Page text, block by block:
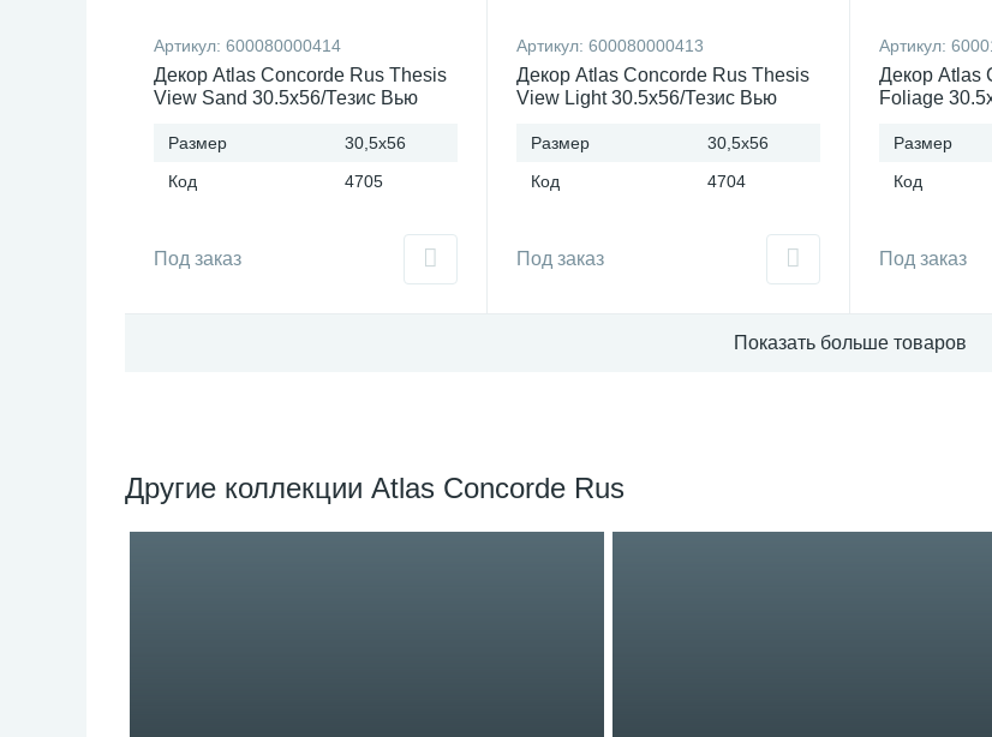
Артикул: 600080000414
Декор Atlas Concorde Rus Thesis
View Sand 30.5x56/Тезис Вью
Размер
30,5x56
Код
4705
Под заказ
Артикул: 600080000413
Декор Atlas Concorde Rus Thesis
View Light 30.5x56/Тезис Вью
Размер
30,5x56
Код
4704
Под заказ
Артикул:
Декор Atlas
Foliage
Размер
Код
Под заказ
Показать больше товаров
Другие коллекции Atlas Concorde Rus